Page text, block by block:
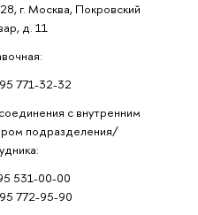
г. Москва, Покровский
д. 11
771-32-32
с внутренним
подразделения/
531-00-00
772-95-90